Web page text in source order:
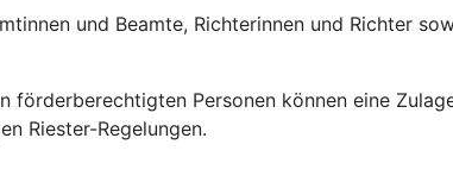
und Beamte, Richterinnen und Richter
Personen können eine
Riester-Regelungen.